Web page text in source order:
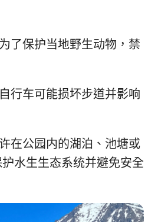
为了保护当地野生动物，禁
自行车可能损坏步道并影响
在公园内的湖泊、池塘或
水生生态系统并避免安全